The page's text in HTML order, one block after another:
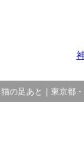
猫の足あと｜東京都